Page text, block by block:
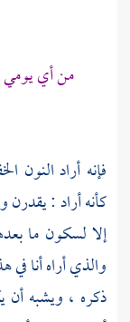
من أي يومي
فإنه أراد النون
كأنه أراد :
إلا لسكون ما
والذي أراه أنا
ذكره ، ويشبه أن